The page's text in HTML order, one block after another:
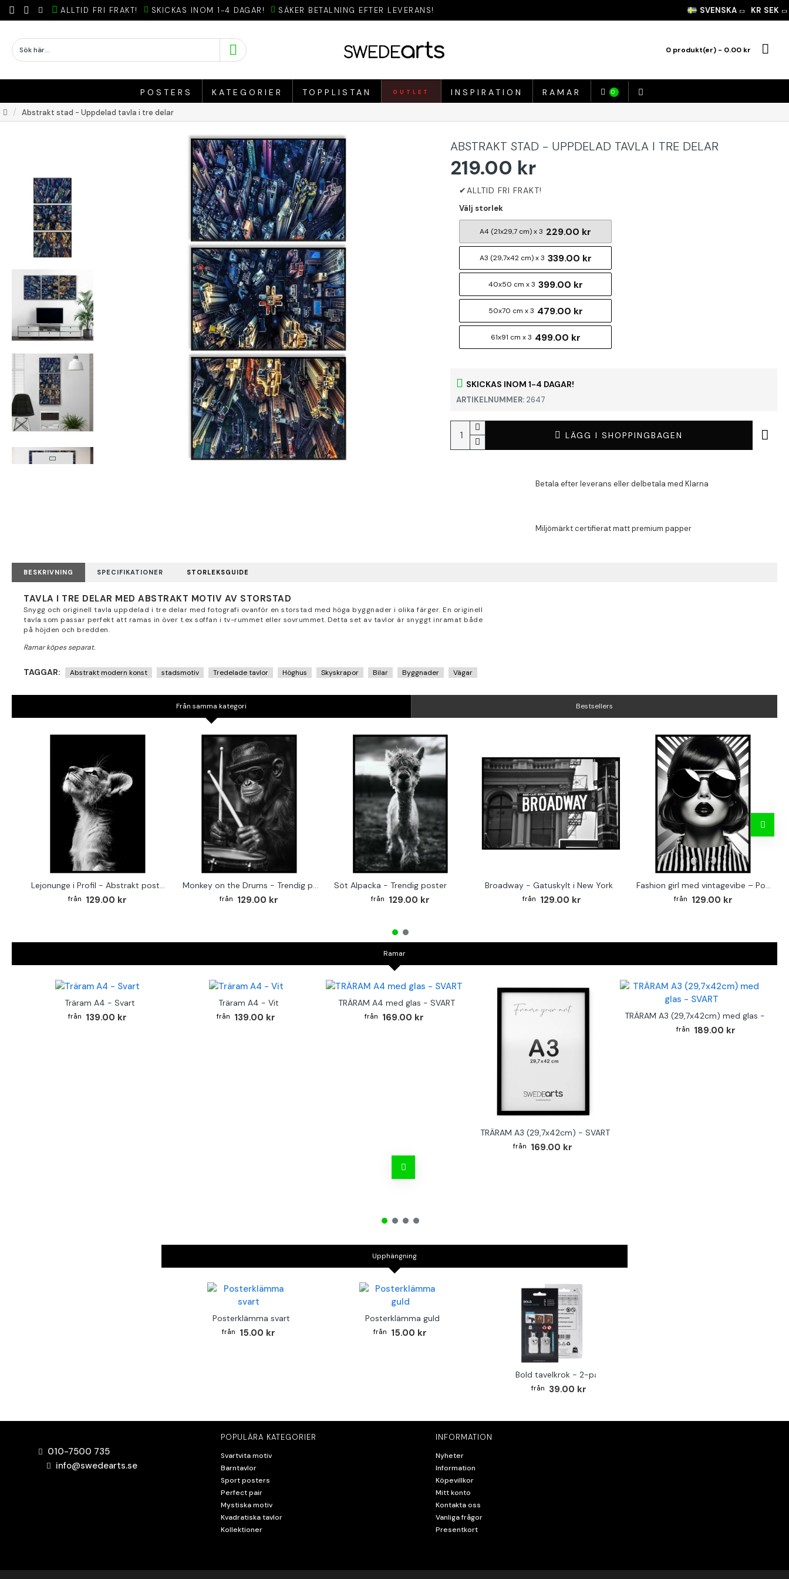
ALLTID FRI FRAKT! SKICKAS INOM 1-4 DAGAR! SÄKER BETALNING EFTER LEVERANS! SVENSKA KR SEK
0 produkt(er) - 0.00 kr
POSTERS KATEGORIER TOPPLISTAN OUTLET INSPIRATION RAMAR 0
Abstrakt stad - Uppdelad tavla i tre delar
ABSTRAKT STAD - UPPDELAD TAVLA I TRE DELAR
SKICKAS INOM 1-4 DAGAR!
ARTIKELNUMMER: 2647
219.00 kr
Välj storlek
A4 (21x29,7 cm) x 3 229.00 kr
A3 (29,7x42 cm) x 3 339.00 kr
40x50 cm x 3 399.00 kr
50x70 cm x 3 479.00 kr
61x91 cm x 3 499.00 kr
LÄGG I SHOPPINGBAGEN
BESKRIVNING SPECIFIKATIONER STORLEKSGUIDE
TAVLA I TRE DELAR MED ABSTRAKT MOTIV AV STORSTAD
Snygg och originell tavla uppdelad i tre delar med fotografi ovanför en storstad med höga byggnader i olika färger. En originell
tavla som passar perfekt att ramas in över t.ex soffan i tv-rummet eller sovrummet. Detta set av tavlor är snyggt inramat både
på höjden och bredden.
TAGGAR: Abstrakt modern konst stadsmotiv Tredelade tavlor Höghus Skyskrapor Bilar Byggnader Vägar
Från samma kategori Bestsellers
Lejonunge i Profil - Abstrakt poster i svartvitt
129.00 kr
Monkey on the Drums - Trendig poster
129.00 kr
Söt Alpacka - Trendig poster
129.00 kr
Broadway - Gatuskylt i New York
129.00 kr
Fashion girl med vintagevibe – Poster för stilmedvetna hem
129.00 kr
Ramar
Träram A4 - Svart
139.00 kr
Träram A4 - Vit
139.00 kr
TRÄRAM A4 med glas - SVART
169.00 kr
TRÄRAM A3 (29,7x42cm) - SVART
169.00 kr
TRÄRAM A3 (29,7x42cm) med glas -
189.00 kr
Upphängning
Posterklämma svart
15.00 kr
Posterklämma guld
15.00 kr
Bold tavelkrok - 2-pack
39.00 kr
010-7500 735
info@swedearts.se
POPULÄRA KATEGORIER
Svartvita motiv
Barntavlor
Sport posters
Perfect pair
Mystiska motiv
Kvadratiska tavlor
Kollektioner
INFORMATION
Nyheter
Information
Köpevillkor
Mitt konto
Kontakta oss
Vanliga frågor
Presentkort